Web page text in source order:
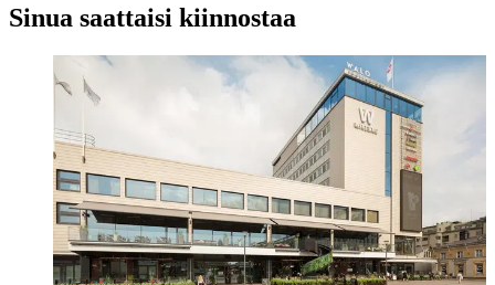
Sinua saattaisi kiinnostaa